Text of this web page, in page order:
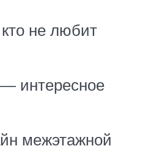
не любит
интересное
межэтажной